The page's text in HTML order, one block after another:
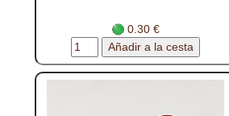
0.30 €